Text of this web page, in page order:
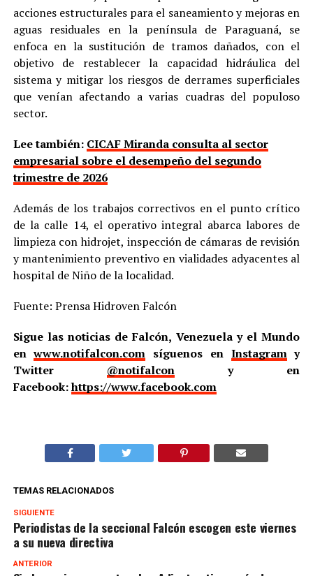
acciones estructurales para el saneamiento y mejoras en
aguas residuales en la península de Paraguaná, se
enfoca en la sustitución de tramos dañados, con el
objetivo de restablecer la capacidad hidráulica del
sistema y mitigar los riesgos de derrames superficiales
que venían afectando a varias cuadras del populoso
sector.
Lee también: CICAF Miranda consulta al sector
empresarial sobre el desempeño del segundo
trimestre de 2026
Además de los trabajos correctivos en el punto crítico
de la calle 14, el operativo integral abarca labores de
limpieza con hidrojet, inspección de cámaras de revisión
y mantenimiento preventivo en vialidades adyacentes al
hospital de Niño de la localidad.
Fuente: Prensa Hidroven Falcón
Sigue las noticias de Falcón, Venezuela y el Mundo
enwww.notifalcon.com síguenos en Instagramy
Twitter @notifalcony en
Facebook:https://www.facebook.com
TEMAS RELACIONADOS
SIGUIENTE
Periodistas de la seccional Falcón escogen este viernes
a su nueva directiva
ANTERIOR